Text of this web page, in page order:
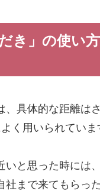
き」の使い
、具体的な距離は
く用いられていま
いと思った時には
社まで来てもらっ